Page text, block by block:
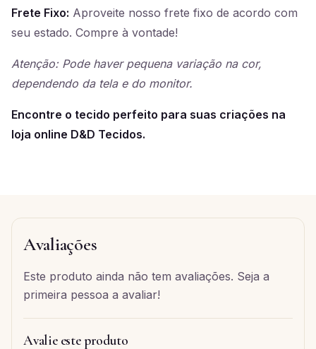
Frete Fixo: Aproveite nosso frete fixo de acordo com
seu estado. Compre à vontade!
Atenção: Pode haver pequena variação na cor,
dependendo da tela e do monitor.
Encontre o tecido perfeito para suas criações na
loja online D&D Tecidos.
Avaliações
Este produto ainda não tem avaliações. Seja a
primeira pessoa a avaliar!
Avalie este produto